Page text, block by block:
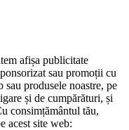
afișa publicitate
sau promoții cu
produsele noastre, pe
și de cumpărături, și
consimțământul tău,
acest site web: